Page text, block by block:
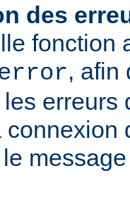
des
fonction
, afin
erreurs
connexion